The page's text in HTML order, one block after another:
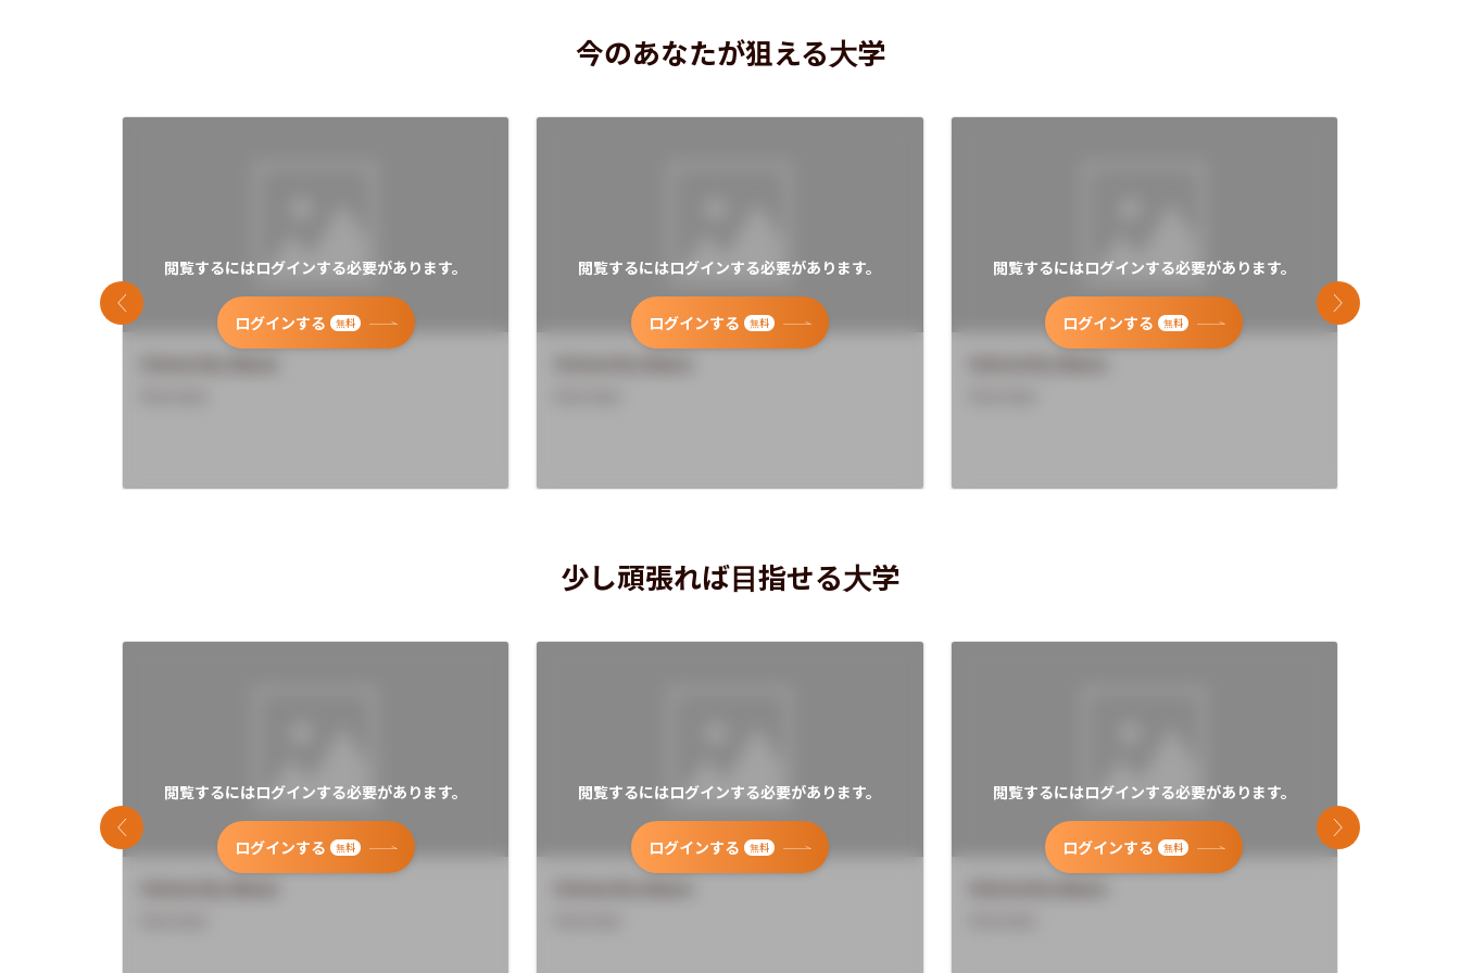
今のあなたが狙える大学
閲覧するにはログインする必要があります。
ログインする 無料
閲覧するにはログインする必要があります。
ログインする 無料
閲覧するにはログインする必要があります。
ログインする 無料
前のスライド 次のスライド
少し頑張れば目指せる大学
閲覧するにはログインする必要があります。
ログインする 無料
閲覧するにはログインする必要があります。
ログインする 無料
閲覧するにはログインする必要があります。
ログインする 無料
前のスライド 次のスライド